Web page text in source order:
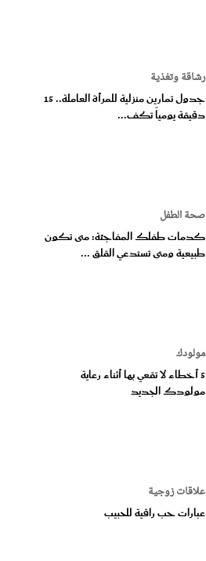
رشاقة وتغذية
جدول تمارين منزلية للمرأة العاملة.. 15
دقيقة يومياً تكف...
صحة الطفل
كدمات طفلك المفاجئة: متى تكون
طبيعية ومتى تستدعي القلق ...
مولودك
5 أخطاء لا تقعي بها أثناء رعاية
مولودك الجديد
علاقات زوجية
عبارات حب راقية للحبيب